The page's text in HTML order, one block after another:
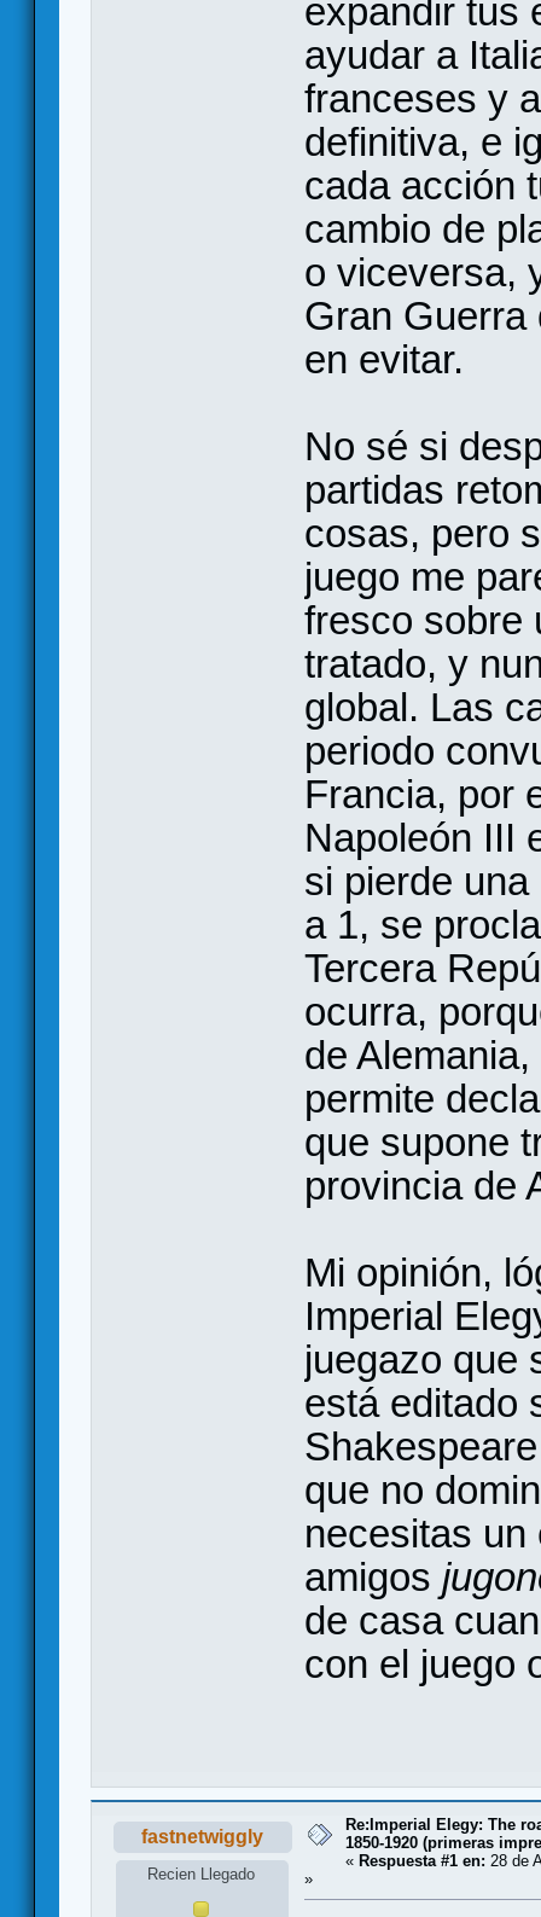
expandir tus
ayudar a
franceses y
definitiva, e
cada acción
cambio de
o viceversa,
Gran Guerra
en evitar.
No sé si
partidas
cosas, pero
juego me
fresco sobre
tratado, y
global. Las
periodo
Francia, por
Napoleón III
si pierde
a 1, se
Tercera
ocurra,
de
permite
que supone
provincia de
Mi opinión,
Imperial
juegazo que
está editado
que no
necesitas un
amigos
de casa
con el juego
fastnetwiggly
Recien Llegado
Re:Imperial Elegy: The
1850-1920 (primeras
« Respuesta #1 en: 28 de
»